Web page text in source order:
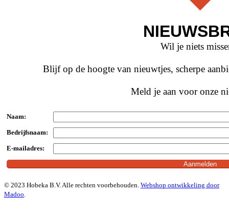
Wil je niets
Blijf op de hoogte van nieuwtjes, scherpe
Meld je aan voor onze
Naam:
Bedrijfsnaam:
E-mailadres:
© 2023 Hobeka B.V. Alle rechten voorbehouden. Webshop ontwikkeling door
Madoo.